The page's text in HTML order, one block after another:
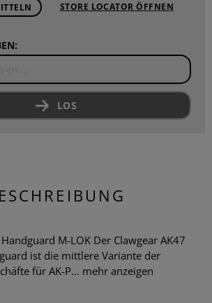
STORE LOCATOR ÖFFNEN
LOS
M-LOK Der Clawgear AK47
ist die mittlere Variante der
für AK-P... mehr anzeigen